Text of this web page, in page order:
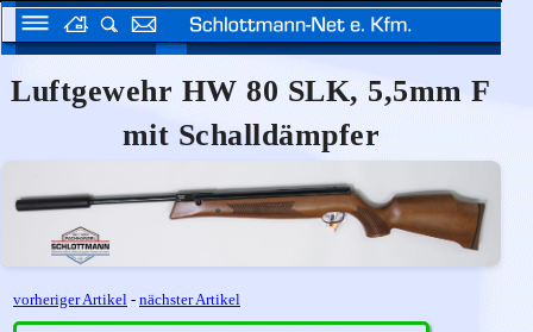
Luftgewehr HW 80 SLK, 5,5mm F
mit Schalldämpfer
vorheriger Artikel - nächster Artikel